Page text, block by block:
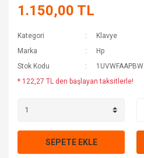
1.150,00 TL
Kategori
Klavye
Marka
Hp
Stok Kodu
1UVWFAAPBW
* 122,27 TL den başlayan taksitlerle!
SEPETE EKLE